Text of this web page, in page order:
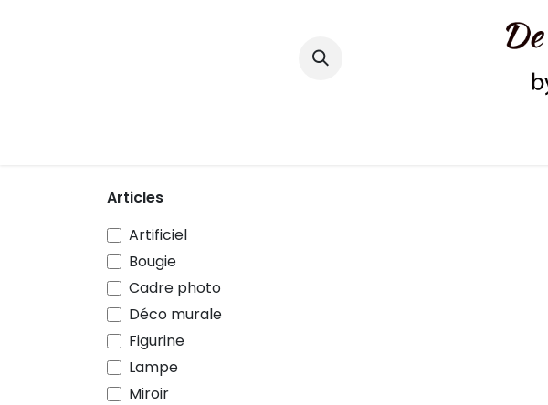
Articles
Artificiel
Bougie
Cadre photo
Déco murale
Figurine
Lampe
Miroir